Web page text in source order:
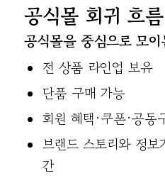
공식몰 회귀 흐
공식몰을 중심으로 모
전 상품 라인업 보유
단품 구매 가능
회원 혜택·쿠폰·공동
브랜드 스토리와 정
간